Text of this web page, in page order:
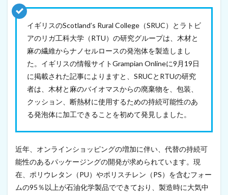
複
合
材
を
開
発
（
2
0
1
年
月
7
日
7
イギリスのScotland’s Rural College（SRUC）とラトビ
アのリガ工科大学（RTU）の研究グループは、木材と
麻の繊維からナノセルロースの発泡体を製造しまし
た。イギリスの情報サイトGrampian Onlineに9月19日
に掲載された記事によりますと、SRUCとRTUの研究
者は、木材と麻のバイオマスからの廃棄物を、包装、
クッション、断熱材に使用するための持続可能性のあ
る発泡体に加工できることを初めて発見しました。
近年、オンラインショッピングの増加に伴い、代替の持続可
能性のあるパッケージングの開発が求められています。現
在、ポリウレタン（PU）やポリスチレン（PS）を含むフォー
ムの95％以上が石油化学製品でできており、製造時に大気中